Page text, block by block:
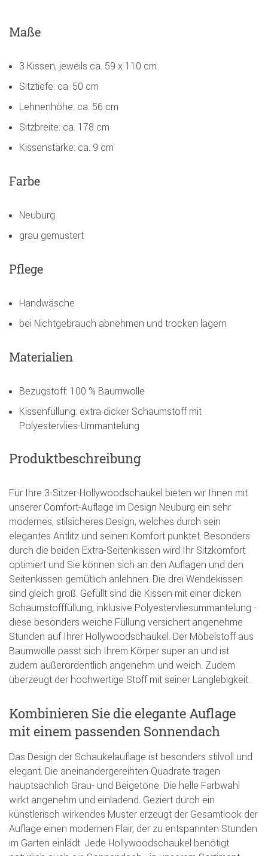
Maße
3 Kissen, jeweils ca. 59 x 110 cm
Sitztiefe: ca. 50 cm
Lehnenhöhe: ca. 56 cm
Sitzbreite: ca. 178 cm
Kissenstärke: ca. 9 cm
Farbe
Neuburg
grau gemustert
Pflege
Handwäsche
bei Nichtgebrauch abnehmen und trocken lagern
Materialien
Bezugstoff: 100 % Baumwolle
Kissenfüllung: extra dicker Schaumstoff mit
Polyestervlies-Ummantelung
Produktbeschreibung
Für Ihre 3-Sitzer-Hollywoodschaukel bieten wir Ihnen mit
unserer Comfort-Auflage im Design Neuburg ein sehr
modernes, stilsicheres Design, welches durch sein
elegantes Antlitz und seinen Komfort punktet. Besonders
durch die beiden Extra-Seitenkissen wird Ihr Sitzkomfort
optimiert und Sie können sich an den Auflagen und den
Seitenkissen gemütlich anlehnen. Die drei Wendekissen
sind gleich groß. Gefüllt sind die Kissen mit einer dicken
Schaumstofffüllung, inklusive Polyestervliesummantelung -
diese besonders weiche Füllung versichert angenehme
Stunden auf Ihrer Hollywoodschaukel. Der Möbelstoff aus
Baumwolle passt sich Ihrem Körper super an und ist
zudem außerordentlich angenehm und weich. Zudem
überzeugt der hochwertige Stoff mit seiner Langlebigkeit.
Kombinieren Sie die elegante Auflage
mit einem passenden Sonnendach
Das Design der Schaukelauflage ist besonders stilvoll und
elegant. Die aneinandergereihten Quadrate tragen
hauptsächlich Grau- und Beigetöne. Die helle Farbwahl
wirkt angenehm und einladend. Geziert durch ein
künstlerisch wirkendes Muster erzeugt der Gesamtlook der
Auflage einen modernen Flair, der zu entspannten Stunden
im Garten einlädt. Jede Hollywoodschaukel benötigt